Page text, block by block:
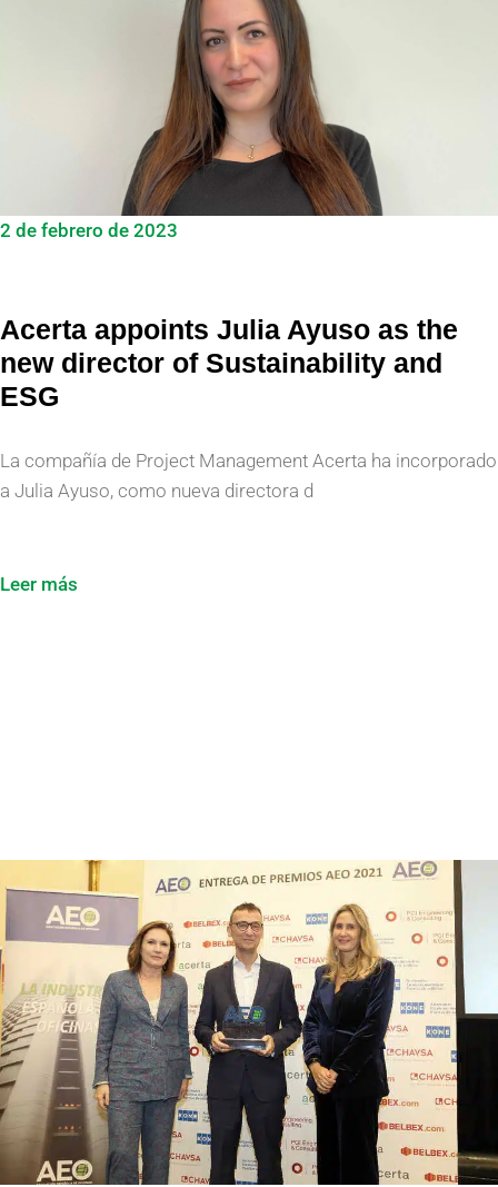
2 de febrero de 2023
Acerta appoints Julia Ayuso as the
new director of Sustainability and
ESG
La compañía de Project Management Acerta ha incorporado
a Julia Ayuso, como nueva directora d
Leer más